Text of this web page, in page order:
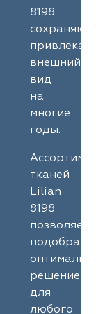
8198
сохраняют
внешний
вид
на
многие
годы.
тканей
Lilian
8198
позволяет
подобрать
решение
для
любого